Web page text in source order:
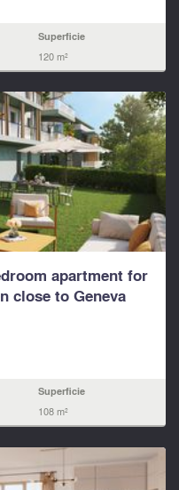
Superficie
120 m²
apartment for
close to Geneva
Superficie
108 m²